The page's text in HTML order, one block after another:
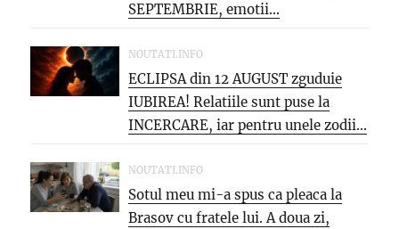
SEPTEMBRIE, emotii...
NOUTATI.INFO
ECLIPSA din 12 AUGUST zguduie
IUBIREA! Relatiile sunt puse la
INCERCARE, iar pentru unele zodii...
NOUTATI.INFO
Sotul meu mi-a spus ca pleaca la
Brasov cu fratele lui. A doua zi,